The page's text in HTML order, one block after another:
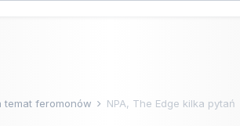
temat feromonów NPA, The Edge kilka pytań